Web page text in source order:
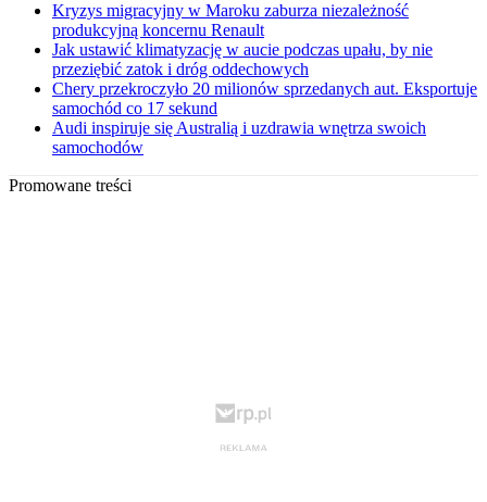
Kryzys migracyjny w Maroku zaburza niezależność
produkcyjną koncernu Renault
Jak ustawić klimatyzację w aucie podczas upału, by nie
przeziębić zatok i dróg oddechowych
Chery przekroczyło 20 milionów sprzedanych aut. Eksportuje
samochód co 17 sekund
Audi inspiruje się Australią i uzdrawia wnętrza swoich
samochodów
Promowane treści